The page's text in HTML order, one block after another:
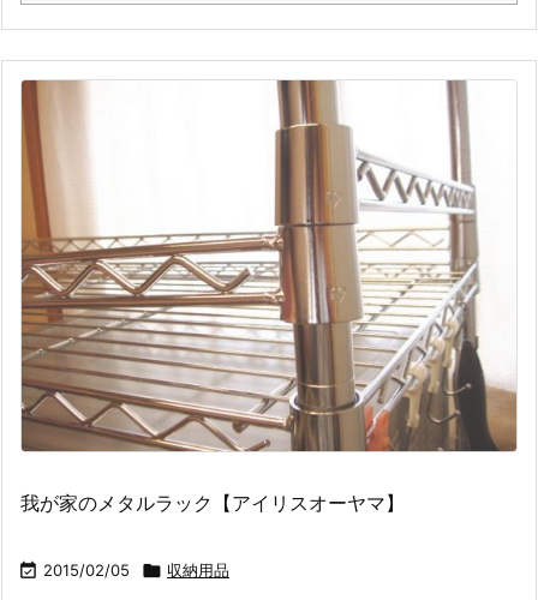
我が家のメタルラック【アイリスオーヤマ】
 2015/02/05  収納用品